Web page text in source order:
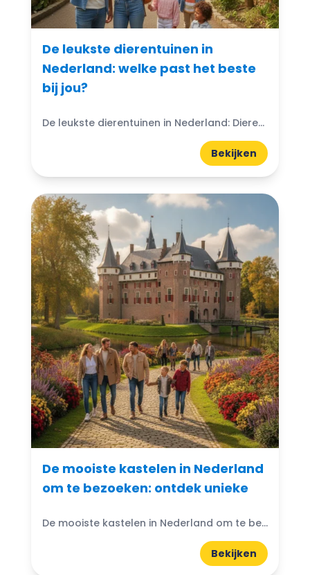
De leukste dierentuinen in
Nederland: welke past het beste
bij jou?
De leukste dierentuinen in Nederland: Dierentuinen in Nederland zijn echte trekpleisters voor jong en oud. Ze bieden niet alleen de kans om exotische dieren van dichtbij te zien, maar ook...
Bekijken
De mooiste kastelen in Nederland
om te bezoeken: ontdek unieke
De mooiste kastelen in Nederland om te bezoeken: Denk je ooit aan de magische wereld van kastelen? Nederland heeft prachtige kastelen die wachten om ontdekt te worden. Van imposante torens...
Bekijken